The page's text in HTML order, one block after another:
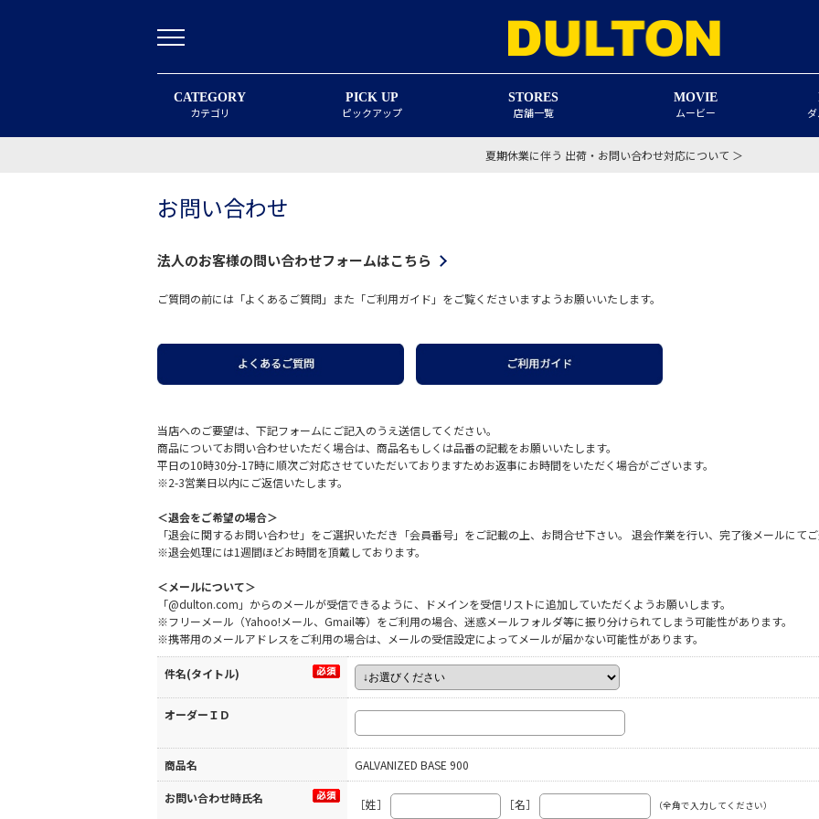
CATEGORY
カテゴリ
PICK UP
ピックアップ
STORES
店舗一覧
MOVIE
ムービー
夏期休業に伴う 出荷・お問い合わせ対応について ＞
お問い合わせ
法人のお客様の問い合わせフォームはこちら
ご質問の前には「よくあるご質問」また「ご利用ガイド」をご覧くださいますようお願いいたします。
当店へのご要望は、下記フォームにご記入のうえ送信してください。
商品についてお問い合わせいただく場合は、商品名もしくは品番の記載をお願いいたします。
平日の10時30分-17時に順次ご対応させていただいておりますためお返事にお時間をいただく場合がございます。
※2-3営業日以内にご返信いたします。
＜退会をご希望の場合＞
「退会に関するお問い合わせ」をご選択いただき「会員番号」をご記載の上、お問合せ下さい。 退会作業を行い、完了後メールにてご
※退会処理には1週間ほどお時間を頂戴しております。
＜メールについて＞
「@dulton.com」からのメールが受信できるように、ドメインを受信リストに追加していただくようお願いします。
※フリーメール（Yahoo!メール、Gmail等）をご利用の場合、迷惑メールフォルダ等に振り分けられてしまう可能性があります。
※携帯用のメールアドレスをご利用の場合は、メールの受信設定によってメールが届かない可能性があります。
件名(タイトル)
オーダーＩＤ
商品名 GALVANIZED BASE 900
お問い合わせ時氏名 ［姓］ ［名］ （全角で入力してください）